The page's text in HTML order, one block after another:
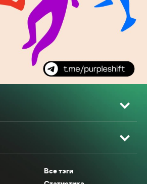
Все тэги